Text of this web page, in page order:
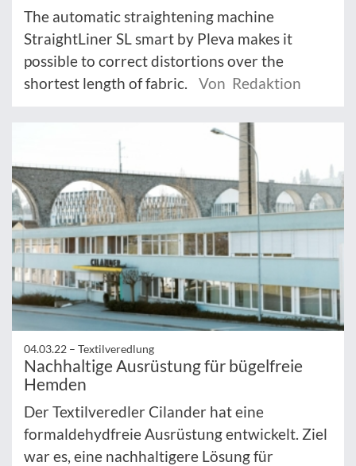
The automatic straightening machine
StraightLiner SL smart by Pleva makes it
possible to correct distortions over the
shortest length of fabric.
Von Redaktion
04.03.22 – Textilveredlung
Nachhaltige Ausrüstung für bügelfreie
Hemden
Der Textilveredler Cilander hat eine
formaldehydfreie Ausrüstung entwickelt. Ziel
war es, eine nachhaltigere Lösung für